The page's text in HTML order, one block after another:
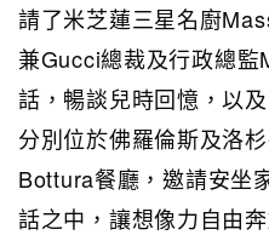
請了米芝蓮三星名廚
兼Gucci總裁及行政總
話，暢談兒時回憶，以
分別位於佛羅倫斯及洛
Bottura餐廳，邀請安坐
話之中，讓想像力自由奔